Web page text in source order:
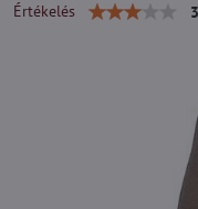
Értékelés 3